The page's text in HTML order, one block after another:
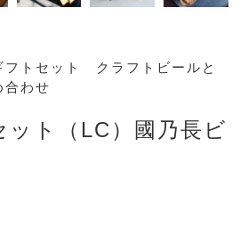
フトセット クラフトビールと
合わせ
ット（LC）國乃長ビ